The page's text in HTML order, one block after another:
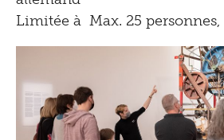
Limitée à Max. 25